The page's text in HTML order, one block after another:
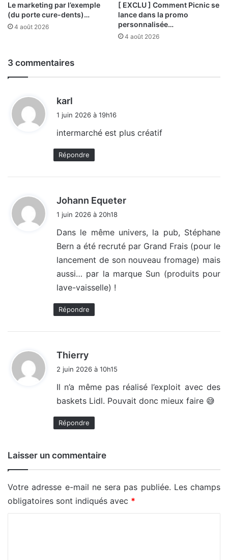
Le marketing par l’exemple
(du porte cure-dents)…
4 août 2026
[ EXCLU ] Comment Picnic se
lance dans la promo
personnalisée…
4 août 2026
3 commentaires
karl
1 juin 2026 à 19h16
intermarché est plus créatif
Répondre
Johann Equeter
1 juin 2026 à 20h18
Dans le même univers, la pub, Stéphane
Bern a été recruté par Grand Frais (pour le
lancement de son nouveau fromage) mais
aussi… par la marque Sun (produits pour
lave-vaisselle) !
Répondre
Thierry
i
:
2 juin 2026 à 10h15
Il n’a même pas réalisé l’exploit avec des
baskets Lidl. Pouvait donc mieux faire 😅
Répondre
Laisser un commentaire
Votre adresse e-mail ne sera pas publiée. Les champs
obligatoires sont indiqués avec *